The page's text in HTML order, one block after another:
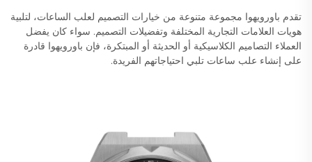
تقدم باورويهوا مجموعة متنوعة من خيارات التصميم لعلب الساعات، لتلبية
هويات العلامات التجارية المختلفة وتفضيلات التصميم. سواء كان يفضل
العملاء التصاميم الكلاسيكية أو الحديثة أو المبتكرة، فإن باورويهوا قادرة
على إنشاء علب ساعات تلبي احتياجاتهم الفريدة.